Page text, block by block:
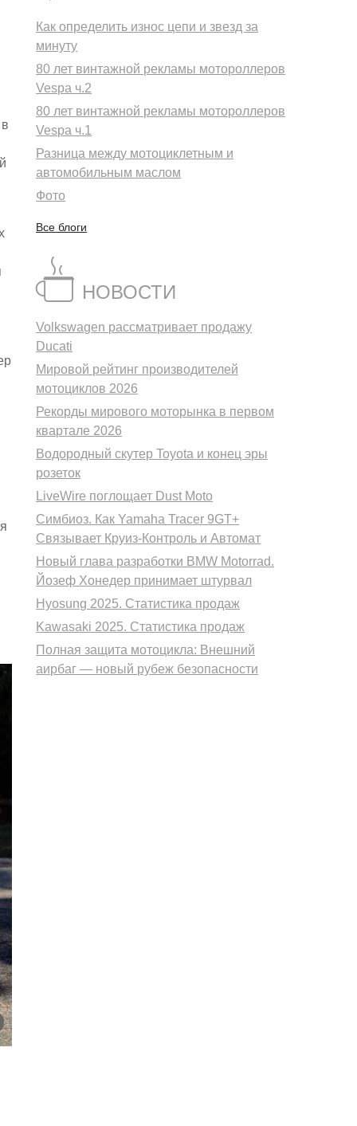
Как определить износ цепи и звезд за
минуту
80 лет винтажной рекламы мотороллеров
Vespa ч.2
80 лет винтажной рекламы мотороллеров
Vespa ч.1
Разница между мотоциклетным и
автомобильным маслом
Фото
Все блоги
НОВОСТИ
Volkswagen рассматривает продажу
Ducati
Мировой рейтинг производителей
мотоциклов 2026
Рекорды мирового моторынка в первом
квартале 2026
Водородный скутер Toyota и конец эры
розеток
LiveWire поглощает Dust Moto
Симбиоз. Как Yamaha Tracer 9GT+
Связывает Круиз-Контроль и Автомат
Новый глава разработки BMW Motorrad.
Йозеф Хонедер принимает штурвал
Hyosung 2025. Статистика продаж
Kawasaki 2025. Статистика продаж
Полная защита мотоцикла: Внешний
аирбаг — новый рубеж безопасности